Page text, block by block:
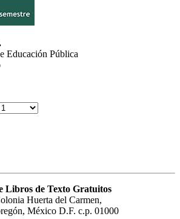
Educación Pública
Libros de Texto Gratuitos
Huerta del Carmen,
México D.F. c.p. 01000